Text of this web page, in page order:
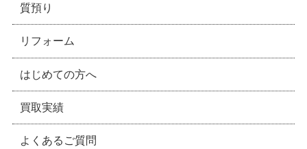
質預り
リフォーム
はじめての方へ
買取実績
よくあるご質問